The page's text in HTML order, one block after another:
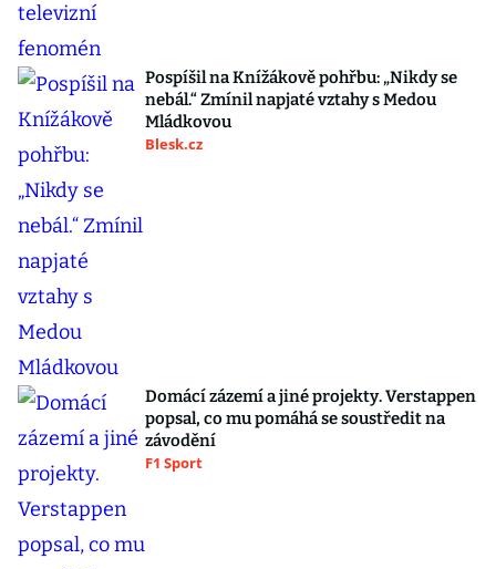
Pospíšil na Knížákově pohřbu: „Nikdy se
nebál.“ Zmínil napjaté vztahy s Medou
Mládkovou
Blesk.cz
Domácí zázemí a jiné projekty. Verstappen
popsal, co mu pomáhá se soustředit na
závodění
F1 Sport